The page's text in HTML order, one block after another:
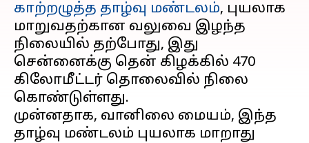
காற்றழுத்த தாழ்வு மண்டலம், புயலாக
மாறுவதற்கான வலுவை இழந்த
நிலையில் தற்போது, இது
சென்னைக்கு தென் கிழக்கில் 470
கிலோமீட்டர் தொலைவில் நிலை
கொண்டுள்ளது.
முன்னதாக, வானிலை மையம், இந்த
தாழ்வு மண்டலம் புயலாக மாறாது